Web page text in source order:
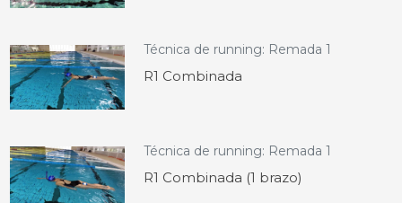
Técnica de running: Remada 1
R1 Combinada
Técnica de running: Remada 1
R1 Combinada (1 brazo)